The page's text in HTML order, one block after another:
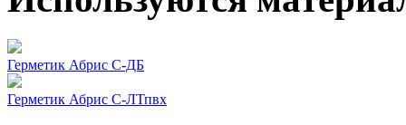
Герметик Абрис С-ДБ
Герметик Абрис С-ЛТпвх